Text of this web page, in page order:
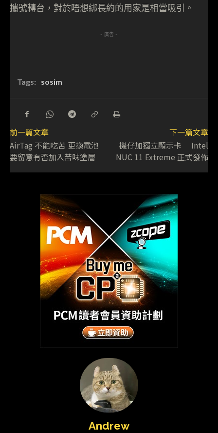
攜號轉台，對於唔想綁長約的用家是相當吸引。
- 廣告 -
Tags: sosim
前一篇文章
AirTag 不能吃苦 更換電池
要留意有否加入苦味塗層
下一篇文章
機仔加獨立顯示卡 Intel
NUC 11 Extreme 正式發佈
Andrew